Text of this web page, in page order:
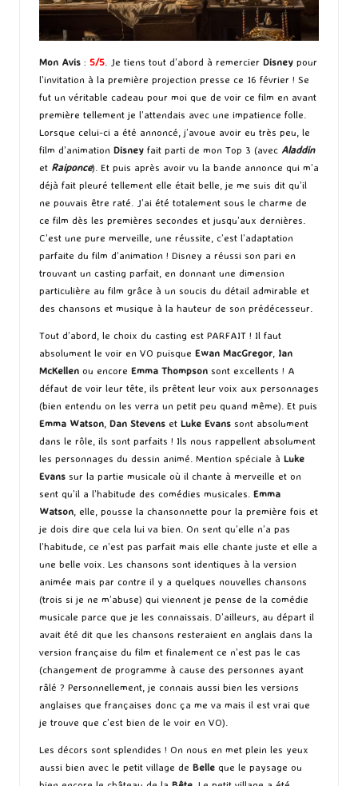
Mon Avis : 5/5. Je tiens tout d’abord à remercier Disney pour
l’invitation à la première projection presse ce 16 février ! Se
fut un véritable cadeau pour moi que de voir ce film en avant
première tellement je l’attendais avec une impatience folle.
Lorsque celui-ci a été annoncé, j’avoue avoir eu très peu, le
film d’animation Disney fait parti de mon Top 3 (avec Aladdin
et Raiponce). Et puis après avoir vu la bande annonce qui m’a
déjà fait pleuré tellement elle était belle, je me suis dit qu’il
ne pouvais être raté. J’ai été totalement sous le charme de
ce film dès les premières secondes et jusqu’aux dernières.
C’est une pure merveille, une réussite, c’est l’adaptation
parfaite du film d’animation ! Disney a réussi son pari en
trouvant un casting parfait, en donnant une dimension
particulière au film grâce à un soucis du détail admirable et
des chansons et musique à la hauteur de son prédécesseur.
Tout d’abord, le choix du casting est PARFAIT ! Il faut
absolument le voir en VO puisque Ewan MacGregor, Ian
McKellen ou encore Emma Thompson sont excellents ! A
défaut de voir leur tête, ils prêtent leur voix aux personnages
(bien entendu on les verra un petit peu quand même). Et puis
Emma Watson, Dan Stevens et Luke Evans sont absolument
dans le rôle, ils sont parfaits ! Ils nous rappellent absolument
les personnages du dessin animé. Mention spéciale à Luke
Evans sur la partie musicale où il chante à merveille et on
sent qu’il a l’habitude des comédies musicales. Emma
Watson, elle, pousse la chansonnette pour la première fois et
je dois dire que cela lui va bien. On sent qu’elle n’a pas
l’habitude, ce n’est pas parfait mais elle chante juste et elle a
une belle voix. Les chansons sont identiques à la version
animée mais par contre il y a quelques nouvelles chansons
(trois si je ne m’abuse) qui viennent je pense de la comédie
musicale parce que je les connaissais. D’ailleurs, au départ il
avait été dit que les chansons resteraient en anglais dans la
version française du film et finalement ce n’est pas le cas
(changement de programme à cause des personnes ayant
râlé ? Personnellement, je connais aussi bien les versions
anglaises que françaises donc ça me va mais il est vrai que
je trouve que c’est bien de le voir en VO).
Les décors sont splendides ! On nous en met plein les yeux
aussi bien avec le petit village de Belle que le paysage ou